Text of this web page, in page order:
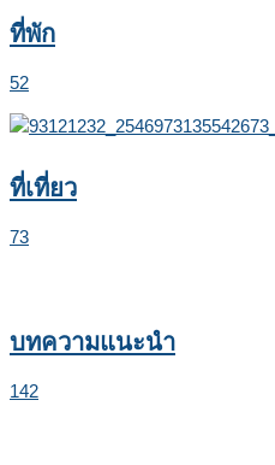
ที่พัก
52
ที่เที่ยว
73
บทความแนะนำ
142